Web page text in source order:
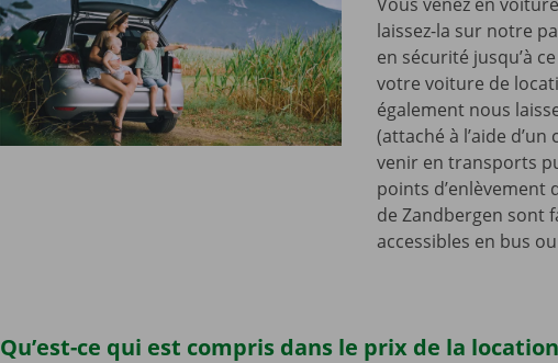
laissez-la sur notre
en sécurité jusqu’à
votre voiture de
également nous
(attaché à l’aide
venir en transports
points d’enlèvement
de Zandbergen sont
accessibles en bus
Qu’est-ce qui est compris dans le prix de la